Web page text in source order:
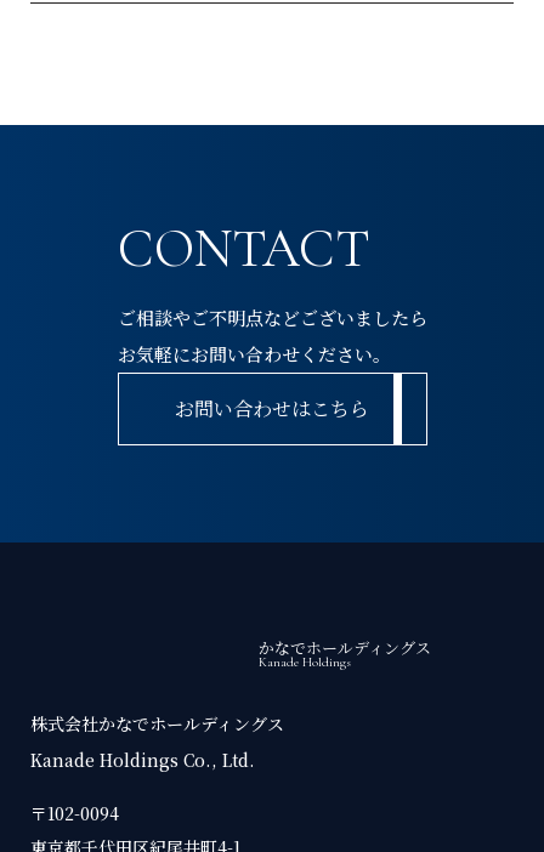
CONTACT
ご相談やご不明点などございましたら
お気軽にお問い合わせください。
お問い合わせはこちら
かなでホールディングス
Kanade Holdings
株式会社かなでホールディングス
Kanade Holdings Co., Ltd.
〒102-0094
東京都千代田区紀尾井町4-1